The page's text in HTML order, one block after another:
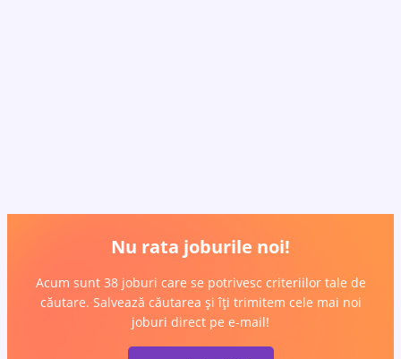
Nu rata joburile noi!
Acum sunt 38 joburi care se potrivesc criteriilor tale de
căutare. Salvează căutarea și îți trimitem cele mai noi
joburi direct pe e-mail!